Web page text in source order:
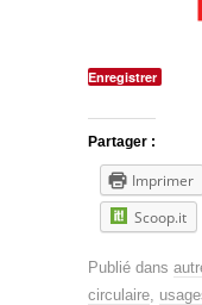
Enregistrer
Partager :
Imprimer
Scoop.it
Publié dans
circulaire